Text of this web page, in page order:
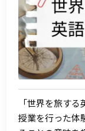
「世界を旅す
授業を行った体